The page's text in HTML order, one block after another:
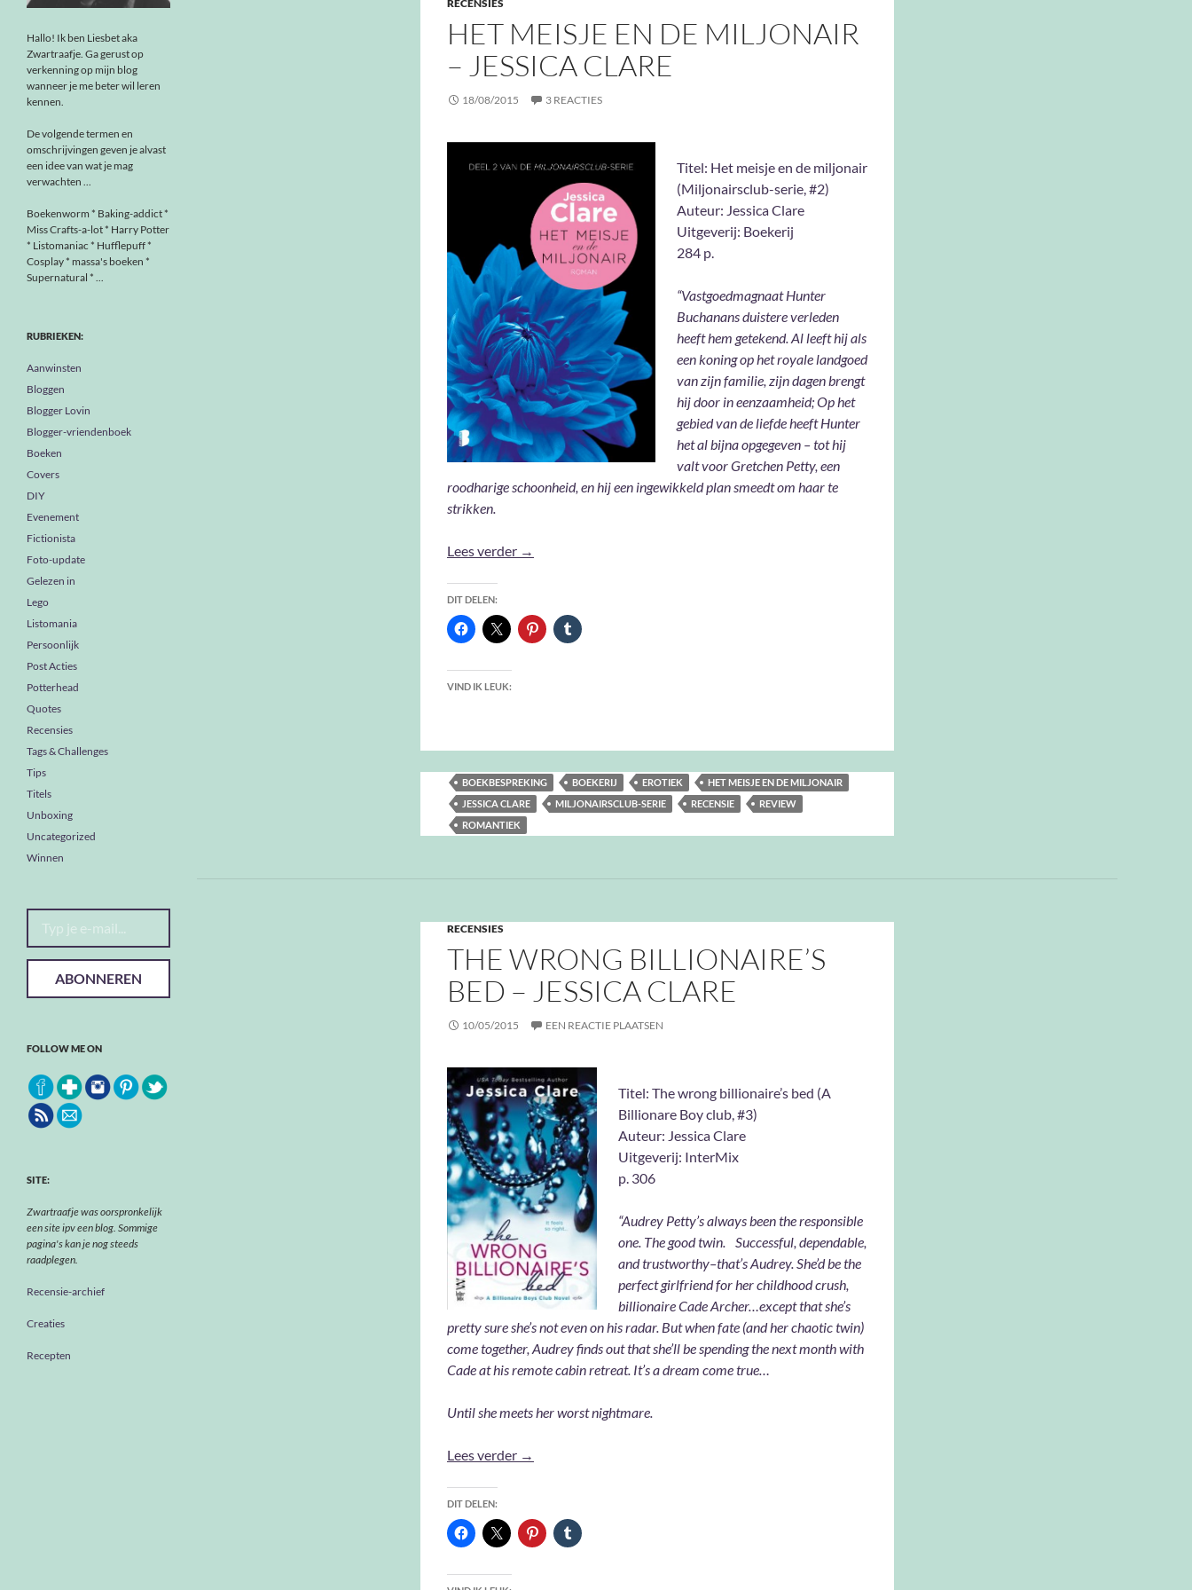
RECENSIES
HET MEISJE EN DE MILJONAIR
– JESSICA CLARE
18/08/2015 3 REACTIES
Titel: Het meisje en de miljonair
(Miljonairsclub-serie, #2)
Auteur: Jessica Clare
Uitgeverij: Boekerij
284 p.
“Vastgoedmagnaat Hunter
Buchanans duistere verleden
heeft hem getekend. Al leeft hij als
een koning op het royale landgoed
van zijn familie, zijn dagen brengt
hij door in eenzaamheid; Op het
gebied van de liefde heeft Hunter
het al bijna opgegeven – tot hij
valt voor Gretchen Petty, een
roodharige schoonheid, en hij een ingewikkeld plan smeedt om haar te
strikken.
Lees verder Het meisje en de miljonair – Jessica Clare
→
DIT DELEN:
VIND IK LEUK:
BOEKBESPREKING BOEKERIJ EROTIEK
HET MEISJE EN DE MILJONAIR
JESSICA CLARE
MILJONAIRSCLUB-SERIE RECENSIE
REVIEW
ROMANTIEK
RECENSIES
THE WRONG BILLIONAIRE’S
BED – JESSICA CLARE
10/05/2015 EEN REACTIE PLAATSEN
Titel: The wrong billionaire’s bed (A
Billionare Boy club, #3)
Auteur: Jessica Clare
Uitgeverij: InterMix
p. 306
“Audrey Petty’s always been the responsible
one. The good twin. Successful, dependable,
and trustworthy–that’s Audrey. She’d be the
perfect girlfriend for her childhood crush,
billionaire Cade Archer…except that she’s
pretty sure she’s not even on his radar. But when fate (and her chaotic twin)
come together, Audrey finds out that she’ll be spending the next month with
Cade at his remote cabin retreat. It’s a dream come true…
Until she meets her worst nightmare.
Lees verder The wrong billionaire’s bed – Jessica Clare
→
DIT DELEN:
Hallo! Ik ben Liesbet aka
Zwartraafje. Ga gerust op
verkenning op mijn blog
wanneer je me beter wil leren
kennen.
De volgende termen en
omschrijvingen geven je alvast
een idee van wat je mag
verwachten ...
Boekenworm * Baking-addict *
Miss Crafts-a-lot * Harry Potter
* Listomaniac * Hufflepuff *
Cosplay * massa's boeken *
Supernatural * ...
RUBRIEKEN:
Aanwinsten
Bloggen
Blogger Lovin
Blogger-vriendenboek
Boeken
Covers
DIY
Evenement
Fictionista
Foto-update
Gelezen in
Lego
Listomania
Persoonlijk
Post Acties
Potterhead
Quotes
Recensies
Tags & Challenges
Tips
Titels
Unboxing
Uncategorized
Winnen
Typ je e-mail...
ABONNEREN
FOLLOW ME ON
SITE:
Zwartraafje was oorspronkelijk
een site ipv een blog. Sommige
pagina's kan je nog steeds
raadplegen.
Recensie-archief
Creaties
Recepten